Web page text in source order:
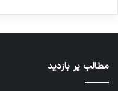
مطالب پر بازدید